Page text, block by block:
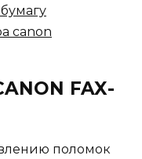
canon
FAX-
поломок